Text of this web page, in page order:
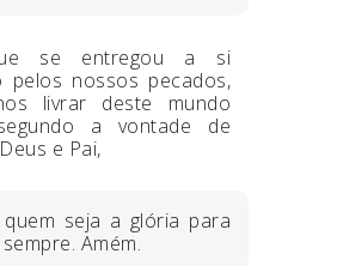
se entregou a si
pelos nossos pecados,
livrar deste mundo
a vontade de
e Pai,
quem seja a glória para
Amém.